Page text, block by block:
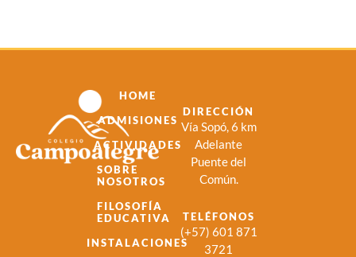
HOME
ADMISIONES
ACTIVIDADES
SOBRE
NOSOTROS
FILOSOFÍA
EDUCATIVA
INSTALACIONES
DIRECCIÓN
Vía Sopó, 6 km
Adelante
Puente del
Común.
TELÉFONOS
(+57) 601 871
3721